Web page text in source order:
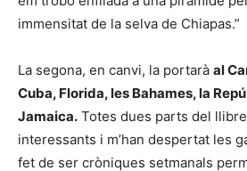
immensitat de la selva de Chiapas.”
La segona, en canvi, la portarà al
Cuba, Florida, les Bahames, la
Jamaica. Totes dues parts del
interessants i m’han despertat les
fet de ser cròniques setmanals